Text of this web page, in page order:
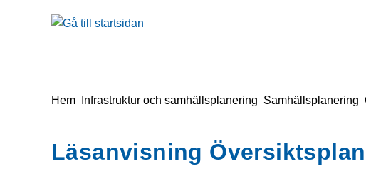
Gå till innehåll
till sidomeny
Du är här:
Hem Infrastruktur och samhällsplanering Samhällsplanering
Läsanvisning